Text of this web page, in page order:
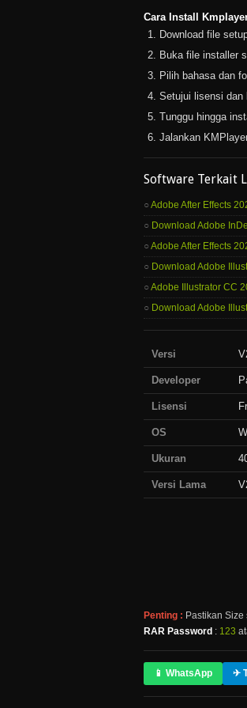
Cara Install
Download file
Buka file installer
Pilih bahasa dan
Setujui lisensi dan
Tunggu hingga
Jalankan
Software Terkait
Adobe After Effects
Download Adobe
Adobe After Effects
Download Adobe
Adobe Illustrator CC
Download Adobe
Versi
Developer
Lisensi
OS
Ukuran
Versi Lama
Penting : Pastikan
RAR Password : 123
📱 WhatsApp ✈